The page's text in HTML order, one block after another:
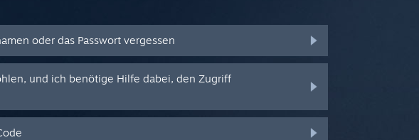
oder das Passwort vergessen
und ich benötige Hilfe dabei, den Zugriff